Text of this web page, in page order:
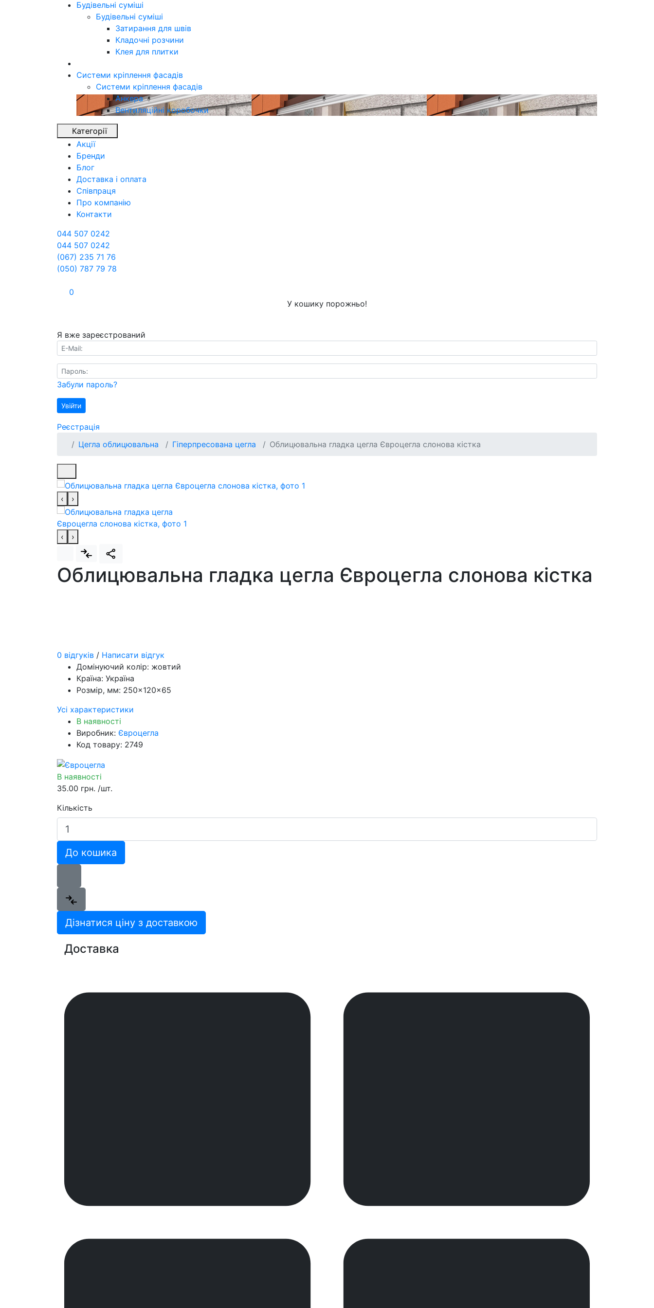
Будівельні суміші
Будівельні суміші
Затирання для швів
Кладочні розчини
Клея для плитки
Системи кріплення фасадів
Системи кріплення фасадів
Анкера
Вентиляційні коробочки
Категорії
Акції
Бренди
Блог
Доставка і оплата
Співпраця
Про компанію
Контакти
044 507 0242
044 507 0242
(067) 235 71 76
(050) 787 79 78
0
У кошику порожньо!
Я вже зареєстрований
E-Mail:
Пароль:
Забули пароль?
Увійти
Реєстрація
Цегла облицювальна
Гіперпресована цегла Облицювальна гладка цегла Євроцегла слонова кістка
‹ ›
‹ ›
Облицювальна гладка цегла Євроцегла слонова кістка
0 відгуків / Написати відгук
Домінуючий колір: жовтий
Країна: Україна
Розмір, мм: 250×120×65
Усі характеристики
В наявності
Виробник: Євроцегла
Код товару: 2749
В наявності
35.00 грн. /шт.
Кількість
До кошика
Дізнатися ціну з доставкою
Доставка